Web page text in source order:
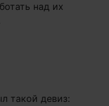
над их
такой девиз: